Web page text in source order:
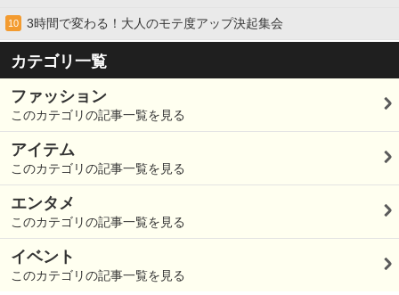
10 3時間で変わる！大人のモテ度アップ決起集会
カテゴリ一覧
ファッション
このカテゴリの記事一覧を見る
アイテム
このカテゴリの記事一覧を見る
エンタメ
このカテゴリの記事一覧を見る
イベント
このカテゴリの記事一覧を見る